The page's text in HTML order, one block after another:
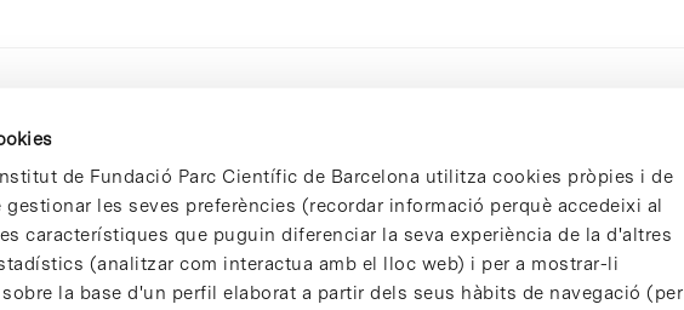
de Fundació Parc Científic de Barcelona utilitza cookies pròpies i de
les seves preferències (recordar informació perquè accedeixi al
característiques que puguin diferenciar la seva experiència de la d'altres
(analitzar com interactua amb el lloc web) i per a mostrar-li
la base d'un perfil elaborat a partir dels seus hàbits de navegació (per